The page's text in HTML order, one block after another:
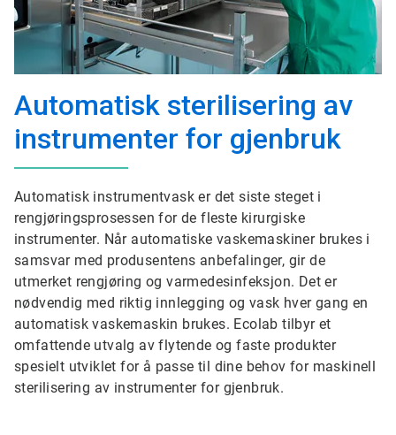
Automatisk sterilisering av
instrumenter for gjenbruk
Automatisk instrumentvask er det siste steget i
rengjøringsprosessen for de fleste kirurgiske
instrumenter. Når automatiske vaskemaskiner brukes i
samsvar med produsentens anbefalinger, gir de
utmerket rengjøring og varmedesinfeksjon. Det er
nødvendig med riktig innlegging og vask hver gang en
automatisk vaskemaskin brukes. Ecolab tilbyr et
omfattende utvalg av flytende og faste produkter
spesielt utviklet for å passe til dine behov for maskinell
sterilisering av instrumenter for gjenbruk.